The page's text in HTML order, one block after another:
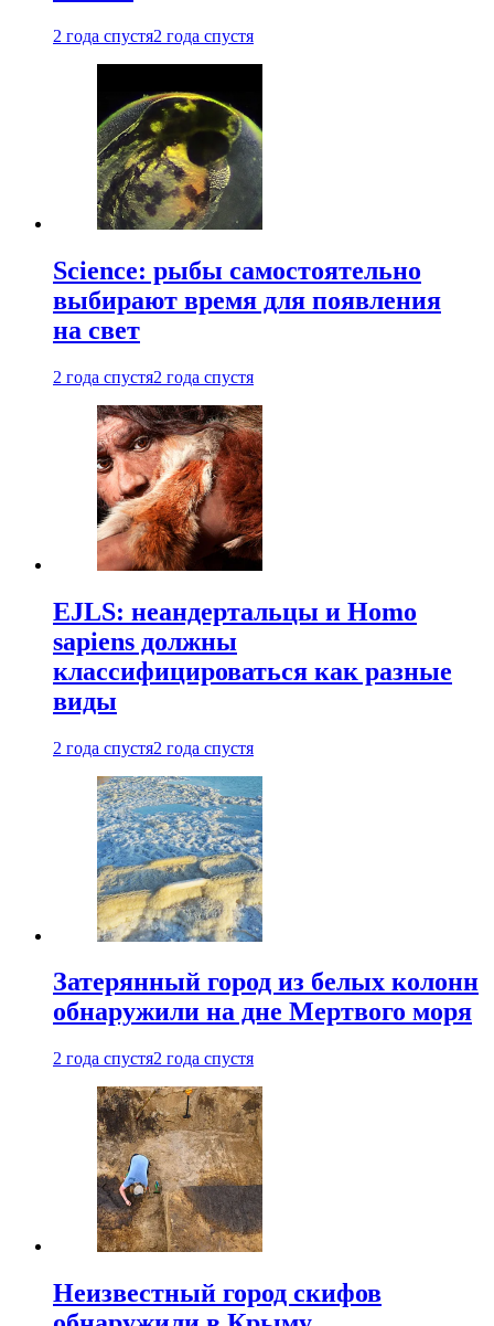
2 года спустя2 года спустя
Science: рыбы самостоятельно
выбирают время для появления
на свет
2 года спустя2 года спустя
EJLS: неандертальцы и Homo
sapiens должны
классифицироваться как разные
виды
2 года спустя2 года спустя
Затерянный город из белых колонн
обнаружили на дне Мертвого моря
2 года спустя2 года спустя
Неизвестный город скифов